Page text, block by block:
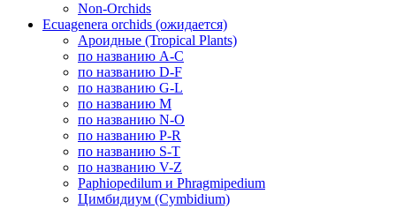
Non-Orchids
Ecuagenera orchids (ожидается)
Ароидные (Tropical Plants)
по названию A-C
по названию D-F
по названию G-L
по названию M
по названию N-O
по названию P-R
по названию S-T
по названию V-Z
Paphiopedilum и Phragmipedium
Цимбидиум (Cymbidium)